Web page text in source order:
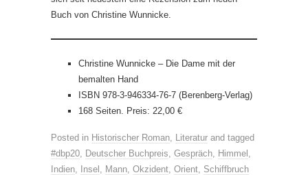
Buch von Christine Wunnicke.
Christine Wunnicke – Die Dame mit der
bemalten Hand
ISBN 978-3-946334-76-7 (Berenberg-Verlag)
168 Seiten. Preis: 22,00 €
Posted in Historischer Roman Literatur and tagged
#dbp20 Deutscher Buchpreis Gespräch Himmel
Indien Insel Mann Okzident Orient Schiffbruch